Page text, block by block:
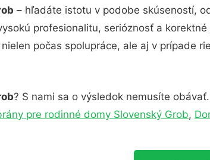
– hľadáte istotu v podobe skúseností,
profesionalitu, serióznosť a
počas spolupráce, ale aj v prípade
? S nami sa o výsledok nemusíte
pre rodinné domy Slovenský Grob,